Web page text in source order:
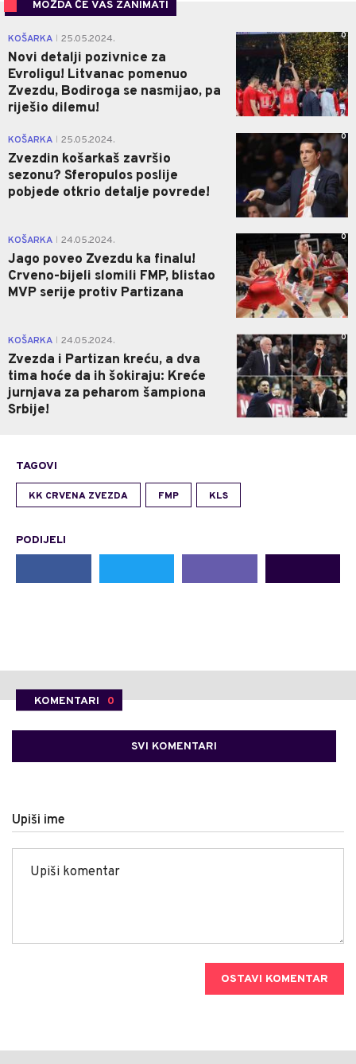
MOŽDA ĆE VAS ZANIMATI
KOŠARKA 25.05.2024.
Novi detalji pozivnice za
Evroligu! Litvanac pomenuo
Zvezdu, Bodiroga se nasmijao, pa
riješio dilemu!
0
KOŠARKA 25.05.2024.
Zvezdin košarkaš završio
sezonu? Sferopulos poslije
pobjede otkrio detalje povrede!
0
KOŠARKA 24.05.2024.
Jago poveo Zvezdu ka finalu!
Crveno-bijeli slomili FMP, blistao
MVP serije protiv Partizana
0
KOŠARKA 24.05.2024.
Zvezda i Partizan kreću, a dva
tima hoće da ih šokiraju: Kreće
jurnjava za peharom šampiona
Srbije!
0
TAGOVI
KK CRVENA ZVEZDA FMP KLS
PODIJELI
KOMENTARI 0
SVI KOMENTARI
Upiši ime
OSTAVI KOMENTAR